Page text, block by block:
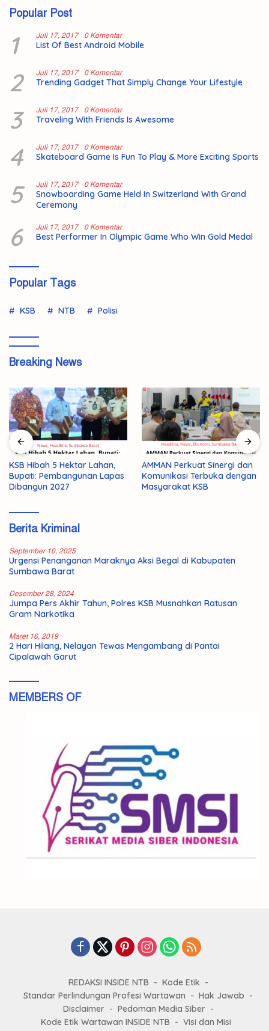
Popular Post
1 Juli 17, 2017 0 Komentar
List Of Best Android Mobile
2 Juli 17, 2017 0 Komentar
Trending Gadget That Simply Change Your Lifestyle
3 Juli 17, 2017 0 Komentar
Traveling With Friends Is Awesome
4 Juli 17, 2017 0 Komentar
Skateboard Game Is Fun To Play & More Exciting Sports
5 Juli 17, 2017 0 Komentar
Snowboarding Game Held In Switzerland With Grand
Ceremony
6 Juli 17, 2017 0 Komentar
Best Performer In Olympic Game Who Win Gold Medal
Popular Tags
KSB NTB Polisi
Breaking News
KSB Hibah 5 Hektar Lahan,
Bupati: Pembangunan Lapas
Dibangun 2027
AMMAN Perkuat Sinergi dan
Komunikasi Terbuka dengan
Masyarakat KSB
Berita Kriminal
September 10, 2025
Urgensi Penanganan Maraknya Aksi Begal di Kabupaten
Sumbawa Barat
Desember 28, 2024
Jumpa Pers Akhir Tahun, Polres KSB Musnahkan Ratusan
Gram Narkotika
Maret 16, 2019
2 Hari Hilang, Nelayan Tewas Mengambang di Pantai
Cipalawah Garut
MEMBERS OF
REDAKSI INSIDE NTB
Kode Etik
Standar Perlindungan Profesi Wartawan
Hak Jawab
Disclaimer
Pedoman Media Siber
Kode Etik Wartawan INSIDE NTB
Visi dan Misi